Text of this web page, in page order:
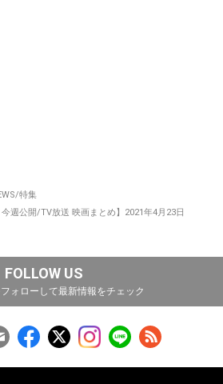
特集
今週公開/TV放送 映画まとめ】2021年4月23日
FOLLOW US
フォローして最新情報をチェック